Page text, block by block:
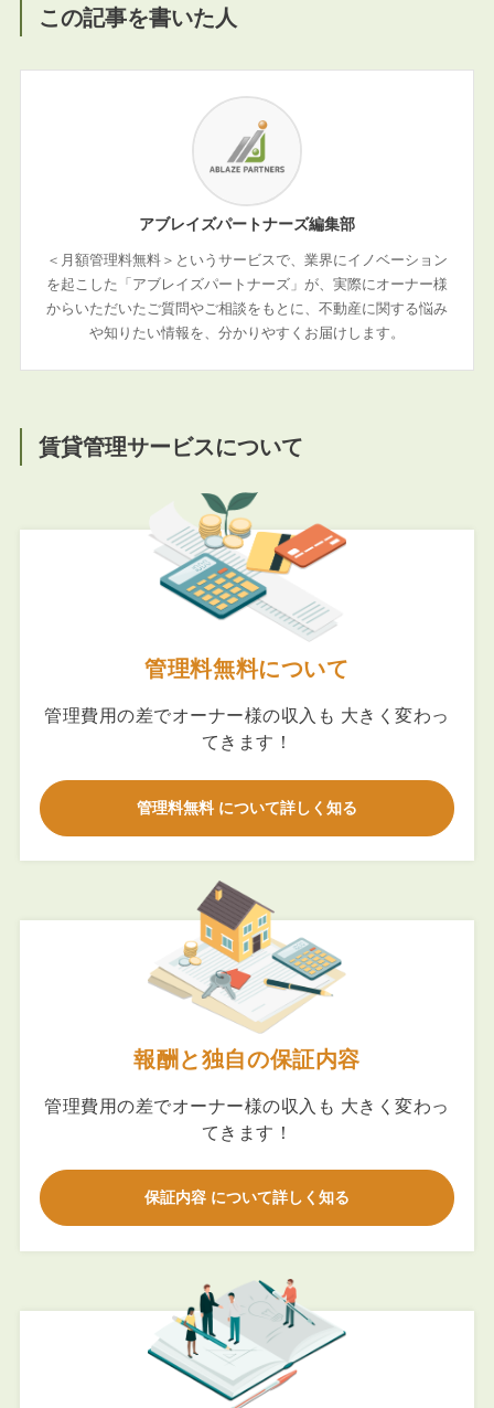
この記事を書いた人
アブレイズパートナーズ編集部
＜月額管理料無料＞というサービスで、業界にイノベーション
を起こした「アブレイズパートナーズ」が、実際にオーナー様
からいただいたご質問やご相談をもとに、不動産に関する悩み
や知りたい情報を、分かりやすくお届けします。
賃貸管理サービスについて
管理料無料について
管理費用の差でオーナー様の収入も 大きく変わっ
てきます！
管理料無料 について詳しく知る
報酬と独自の保証内容
管理費用の差でオーナー様の収入も 大きく変わっ
てきます！
保証内容 について詳しく知る